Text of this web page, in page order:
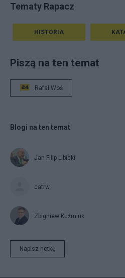
Tematy Rapacz
HISTORIA
Piszą na ten temat
Rafał Woś
Blogi na ten temat
Jan Filip Libicki
catrw
Zbigniew Kuźmiuk
Napisz notkę